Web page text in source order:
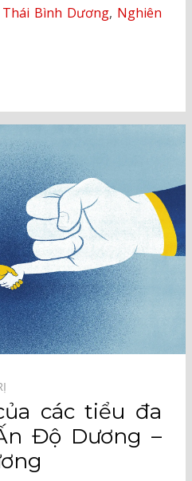
Bình Dương, Nghiên
các tiểu đa
Độ Dương –